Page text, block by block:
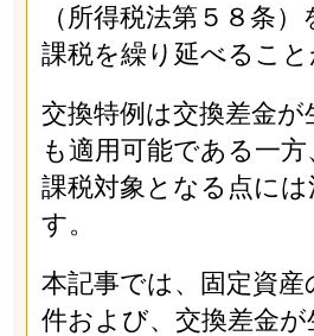
（所得税法第５８条）
課税を繰り延べること
交換特例は交換差金
も適用可能である一
課税対象となる点に
す。
本記事では、固定資産
件および、交換差金が